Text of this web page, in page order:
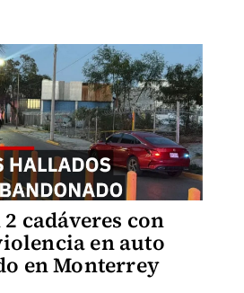
cadáveres con
en auto
en Monterrey